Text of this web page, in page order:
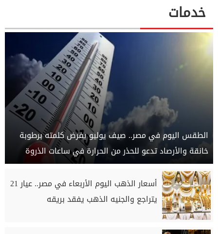
خدمات
الطقس اليوم في مصر.. صيف يوليو يفرض كلمته برطوبة
خانقة والأرصاد تدعو للحذر من الحرارة في ساعات الذروة
أسعار الذهب اليوم الأربعاء في مصر.. عيار 21
يتراجع والجنيه الذهب يفقد بريقه